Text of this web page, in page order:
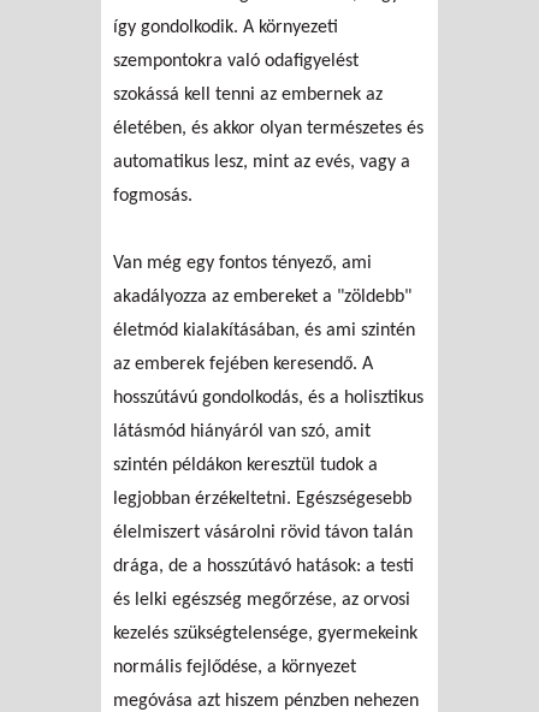
így gondolkodik. A környezeti
szempontokra való odafigyelést
szokássá kell tenni az embernek az
életében, és akkor olyan természetes és
automatikus lesz, mint az evés, vagy a
fogmosás.
Van még egy fontos tényező, ami
akadályozza az embereket a "zöldebb"
életmód kialakításában, és ami szintén
az emberek fejében keresendő. A
hosszútávú gondolkodás, és a holisztikus
látásmód hiányáról van szó, amit
szintén példákon keresztül tudok a
legjobban érzékeltetni. Egészségesebb
élelmiszert vásárolni rövid távon talán
drága, de a hosszútávó hatások: a testi
és lelki egészség megőrzése, az orvosi
kezelés szükségtelensége, gyermekeink
normális fejlődése, a környezet
megóvása azt hiszem pénzben nehezen